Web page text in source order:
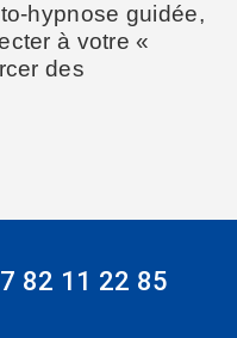
hypnose guidée,
à votre «
des
82 11 22 85